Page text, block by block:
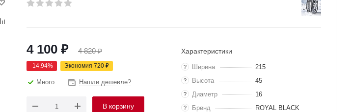
4 100 ₽ 4 820₽
-14.94% Экономия 720 ₽
Много Нашли дешевле?
В корзину
Характеристики
? Ширина 215
? Высота 45
? Диаметр 16
? Бренд ROYAL BLACK